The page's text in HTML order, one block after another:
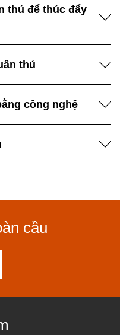
thủ để thúc đẩy
thủ
công nghệ
cầu